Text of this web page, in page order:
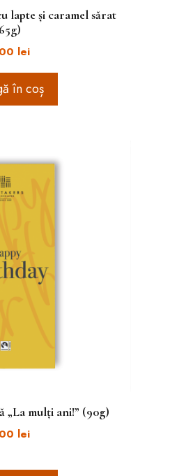
lapte și caramel sărat
lei
în coș
„La mulți ani!” (90g)
lei